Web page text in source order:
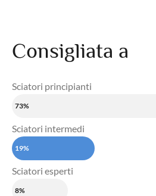
Consigliata a
Sciatori principianti
73%
Sciatori intermedi
19%
Sciatori esperti
8%